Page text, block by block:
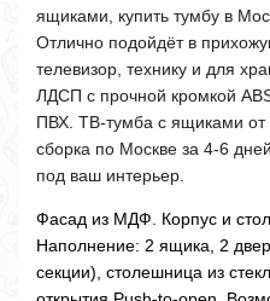
ящиками, купить тумбу в
Отлично подойдёт в
телевизор, технику и для
ЛДСП с прочной кромкой
ПВХ. ТВ-тумба с ящиками от
сборка по Москве за 4-6
под ваш интерьер.
Фасад из МДФ. Корпус и
Наполнение: 2 ящика, 2
секции), столешница из